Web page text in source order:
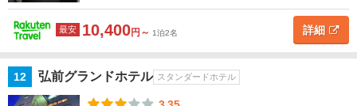
甲
信
越
北
陸
最安 10,400円～ 1泊2名 詳細
12 弘前グランドホテル スタンダードホテル